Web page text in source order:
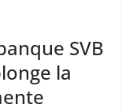
SVB
la